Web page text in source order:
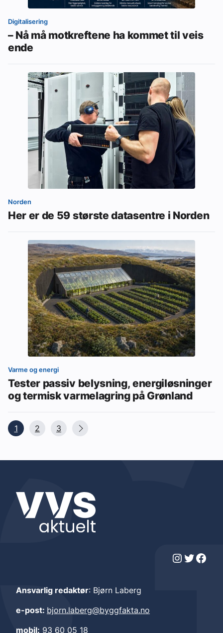
Digitalisering
– Nå må motkreftene ha kommet til veis
ende
Norden
Her er de 59 største datasentre i Norden
Varme og energi
Tester passiv belysning, energiløsninger
og termisk varmelagring på Grønland
1 2 3
Instagram Twitter Facebook
Ansvarlig redaktør: Bjørn Laberg
e-post: bjorn.laberg@byggfakta.no
mobil: 93 60 05 18